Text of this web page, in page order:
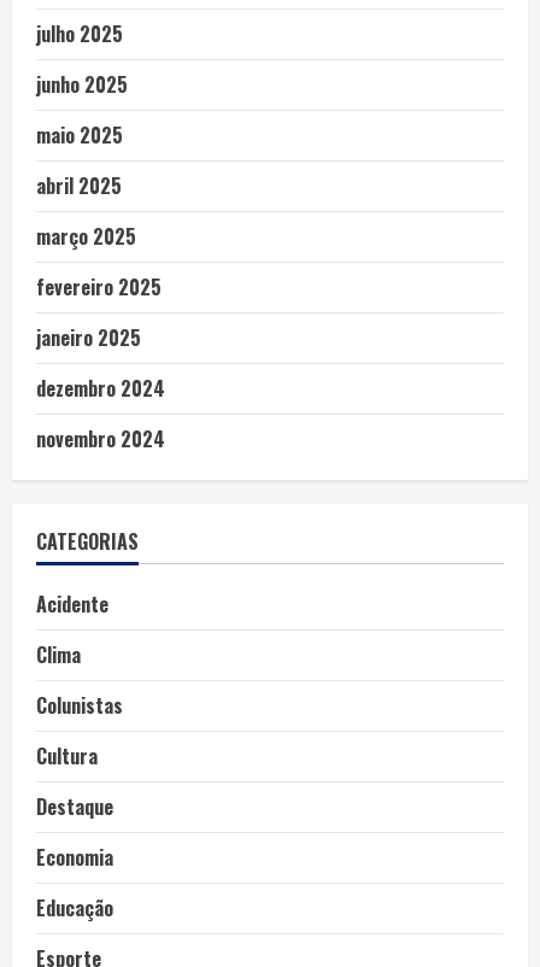
julho 2025
junho 2025
maio 2025
abril 2025
março 2025
fevereiro 2025
janeiro 2025
dezembro 2024
novembro 2024
CATEGORIAS
Acidente
Clima
Colunistas
Cultura
Destaque
Economia
Educação
Esporte